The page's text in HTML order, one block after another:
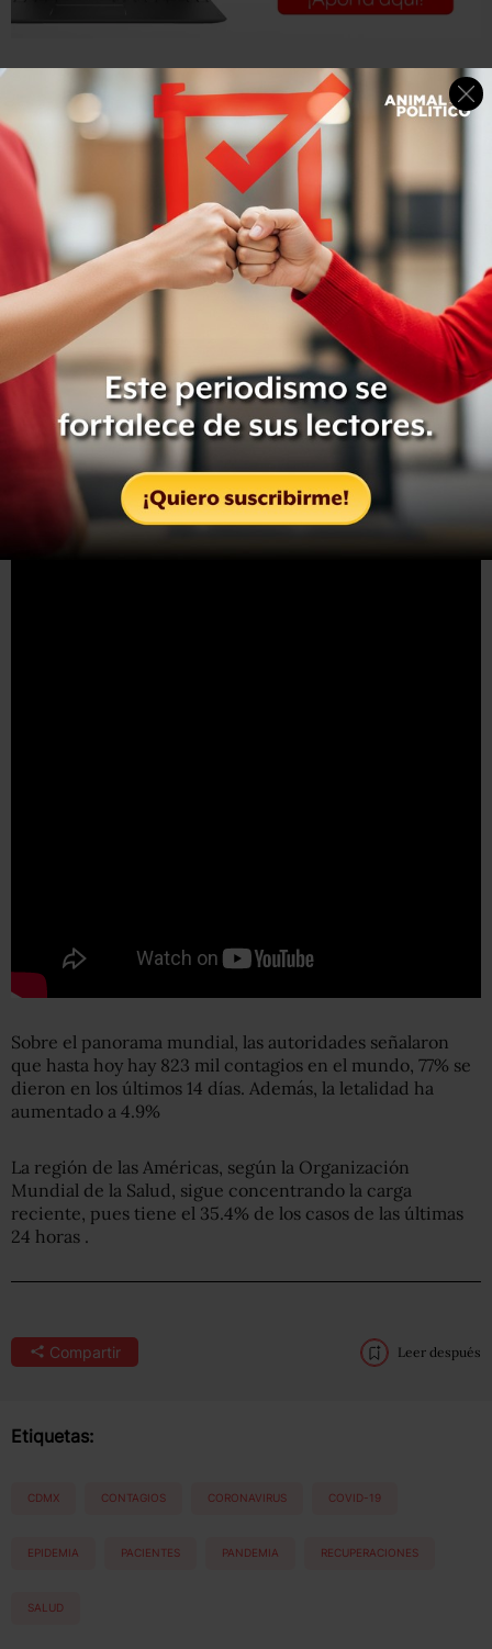
Tasa de contagios de COVID-19 por entidad
Hasta ahora, 12 mil personashan sido estudiadas en
México para verificar si tienen o no coronavirus COVID-
De acuerdo con la Secretaría de Salud, la población entre
los 30 y los 44 años son quienes tienen la mayor
afectación, en los casos confirmados dentro del país.
Leer más: UNAM detecta 7 casos de COVID-19; abrirá
centro de diagnóstico en Morelos
Sobre el panorama mundial, las autoridades señalaron
que hasta hoy hay 823 mil contagios en el mundo, 77% se
dieron en los últimos 14 días. Además, la letalidad ha
aumentado a 4.9%
La región de las Américas, según la Organización
Mundial de la Salud, sigue concentrando la carga
reciente, pues tiene el 35.4% de los casos de las últimas
24 horas .
Compartir Leer después
Etiquetas:
CDMX CONTAGIOS CORONAVIRUS COVID-19
EPIDEMIA PACIENTES PANDEMIA RECUPERACIONES
SALUD